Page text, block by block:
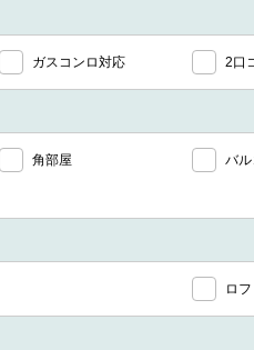
ガスコンロ対応 2口
角部屋 バル
ロフ